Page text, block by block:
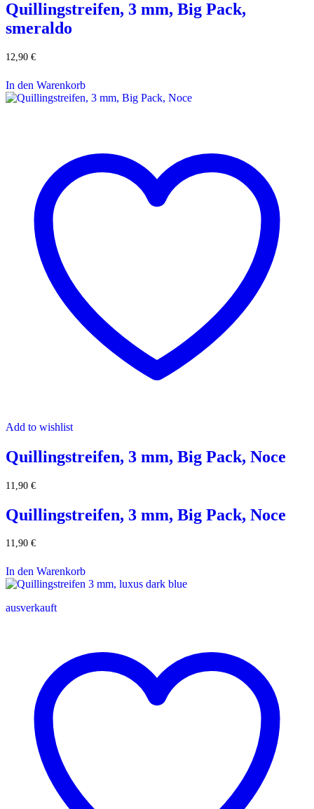
Quillingstreifen, 3 mm, Big Pack,
smeraldo
12,90 €
In den Warenkorb
Add to wishlist
Quillingstreifen, 3 mm, Big Pack, Noce
11,90 €
Quillingstreifen, 3 mm, Big Pack, Noce
11,90 €
In den Warenkorb
ausverkauft